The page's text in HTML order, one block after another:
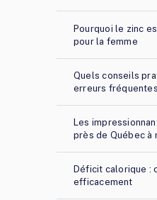
Pourquoi le zinc
pour la femme
Quels conseils
erreurs
Les
près de Québec à
Déficit calorique :
efficacement